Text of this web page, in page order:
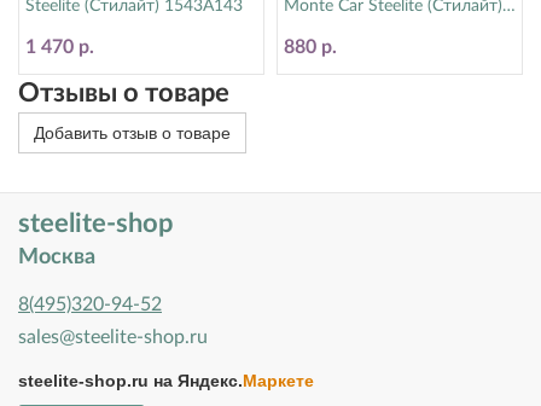
Steelite (Стилайт) 1543A143
1 470 р.
Monte Car Steelite (Стилайт)
880 р.
Отзывы о товаре
Добавить отзыв о товаре
steelite-shop
Москва
8(495)320-94-52
sales@steelite-shop.ru
steelite-shop.ru на Яндекс.Маркете